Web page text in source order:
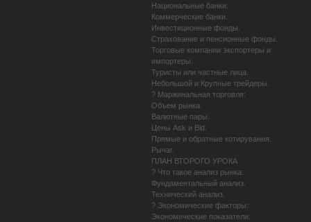
Национальные банки.
Коммерческие банки.
Инвестиционные фонды.
Страхование и пенсионные фонды.
Торговые компании экспортеры и
импортеры.
Туристы или частные лица.
Небольшой и Крупные трейдеры.
? Маржинальная торговля:
Объем рынка.
Валютные пары.
Цены Ask и Bid.
Прямые и обратные котирування.
Рычаг.
ПЛАН ВТОРОГО УРОКА
? Что такое анализ рынка:
Фундаментальный анализ.
Технический анализ.
? Экономические факторы:
Экономические показатели.